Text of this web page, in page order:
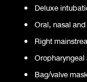
Deluxe
Oral, nasal
Right
Bag/valve